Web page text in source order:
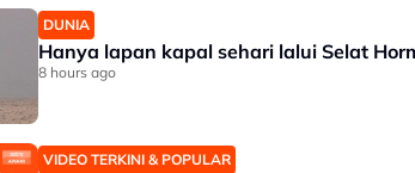
DUNIA
Hanya lapan kapal sehari lalui Selat
8 hours ago
VIDEO TERKINI & POPULAR